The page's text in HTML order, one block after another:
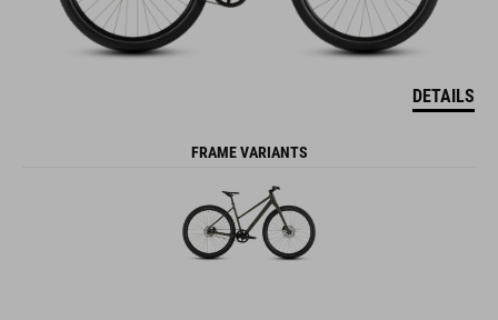
DETAILS
FRAME VARIANTS